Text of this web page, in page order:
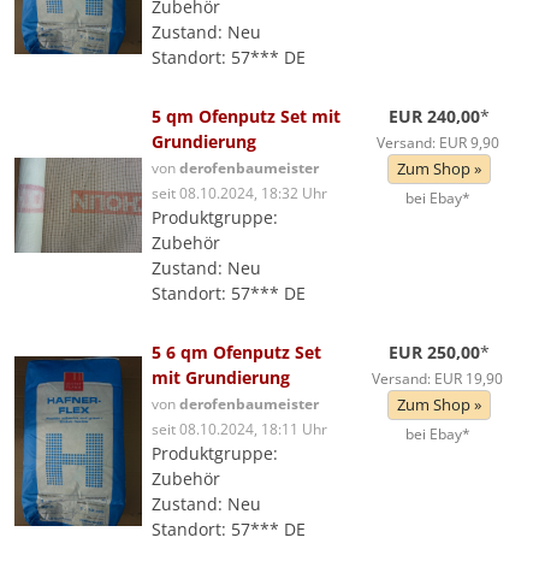
Zubehör
Zustand: Neu
Standort: 57*** DE
5 qm Ofenputz Set mit
Grundierung
vonderofenbaumeister
seit 08.10.2024, 18:32 Uhr
Produktgruppe:
Zubehör
Zustand: Neu
Standort: 57*** DE
EUR 240,00*
Versand: EUR 9,90
Zum Shop »
bei Ebay*
5 6 qm Ofenputz Set
mit Grundierung
vonderofenbaumeister
seit 08.10.2024, 18:11 Uhr
Produktgruppe:
Zubehör
Zustand: Neu
Standort: 57*** DE
EUR 250,00*
Versand: EUR 19,90
Zum Shop »
bei Ebay*